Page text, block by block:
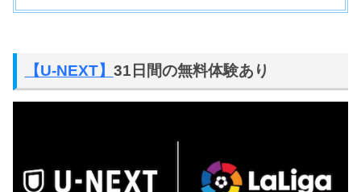
【U-NEXT】 31日間の無料体験あり